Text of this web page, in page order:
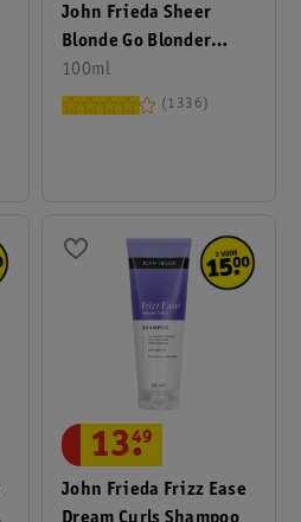
John Frieda Sheer
Blonde Go Blonder
Controlled Lightening
Haarspray
100ml
1336
John Frieda Frizz Ease
13.
49